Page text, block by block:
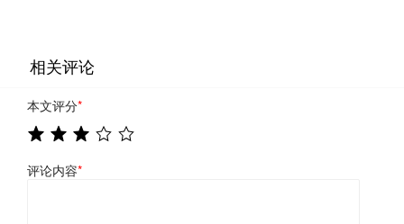
相关评论
本文评分*
评论内容*